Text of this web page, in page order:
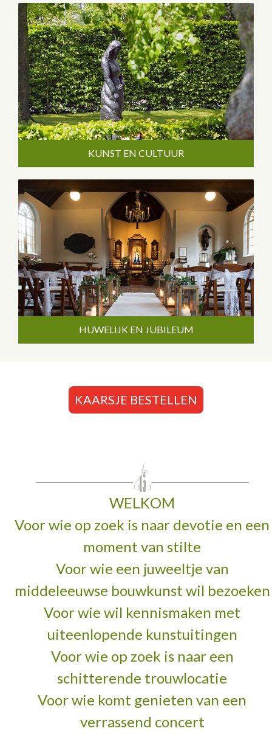
KUNST EN CULTUUR
HUWELIJK EN JUBILEUM
KAARSJE BESTELLEN
WELKOM
Voor wie op zoek is naar devotie en een
moment van stilte
Voor wie een juweeltje van
middeleeuwse bouwkunst wil bezoeken
Voor wie wil kennismaken met
uiteenlopende kunstuitingen
Voor wie op zoek is naar een
schitterende trouwlocatie
Voor wie komt genieten van een
verrassend concert